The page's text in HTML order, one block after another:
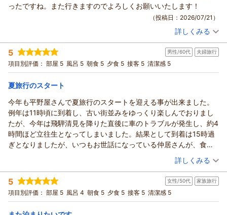
ったですね。また行きますのでよろしくお願いいたします！
（投稿日：2026/07/21）
投稿者： まーくんさん(男性/50代)
宿泊プラン： 【リラぎふ】飛騨牛鉄板焼き付の月替わり会席プラン♪
和室
朝・夕
朝/個室利用 夕/個室利用
宿泊価格帯： 30,001円以上(大人一人あたり/税込)
詳しくみる
5 男性/60代 夫婦旅行
項目別評価： 部屋 5 風呂 5 朝食 5 夕食 5 接客 5 清潔感 5
夏旅行のスタート
今年も平野屋さんで夏旅行のスタートを迎える事が出来ました。
例年は11時頃に到着し、古い街並みをゆっくり楽しんでおりまし
たが、今年は飛騨清見を降りた直後に車のトラブルが発生し、約4
時間ほど立往生となってしまいました。結果として到着は15時過
ぎとなりましたが、いつもお世話になっている仲居さんが、食事
時間などを例年通りに整えてくださり、大変ありがたく感じまし
お風呂は、男性は内風呂・露天風呂ともに眺めが良く、ゆったり
と過ごすことができます。
女性（妻）は毎年楽しみにしている「リラックス蔵」を今年も満
（投稿日：2026/07/13）
宿泊時期： 2026年07月宿泊 (夫婦旅行)
投稿者： BENZさん
宿泊プラン： 【じゃらんスペシャルウィーク】飛騨牛鉄板焼き付の月替わり
会席プラン！
ツイン 朝・夕 朝/個室利用 夕/個室利用
宿泊価格帯： 26,001～27,000円(大人一人あたり/税込)
詳しくみる
5 女性/50代 家族旅行
項目別評価： 部屋 5 風呂 4 朝食 5 夕食 5 接客 5 清潔感 5